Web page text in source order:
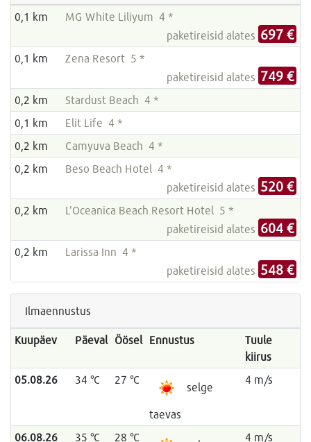
0,1 km
MG White Liliyum 4 *
paketireisid alates 697 €
0,1 km
Zena Resort 5 *
paketireisid alates 749 €
0,2 km
Stardust Beach 4 *
0,1 km
Elit Life 4 *
0,2 km
Camyuva Beach 4 *
0,2 km
Beso Beach Hotel 4 *
paketireisid alates 520 €
0,2 km
L'Oceanica Beach Resort Hotel 5 *
paketireisid alates 604 €
0,2 km
Larissa Inn 4 *
paketireisid alates 548 €
Ilmaennustus
Kuupäev Päeval Öösel Ennustus
Tuule
kiirus
05.08.26
34 °C 27 °C
selge
taevas
4 m/s
06.08.26 35 °C 28 °C 4 m/s